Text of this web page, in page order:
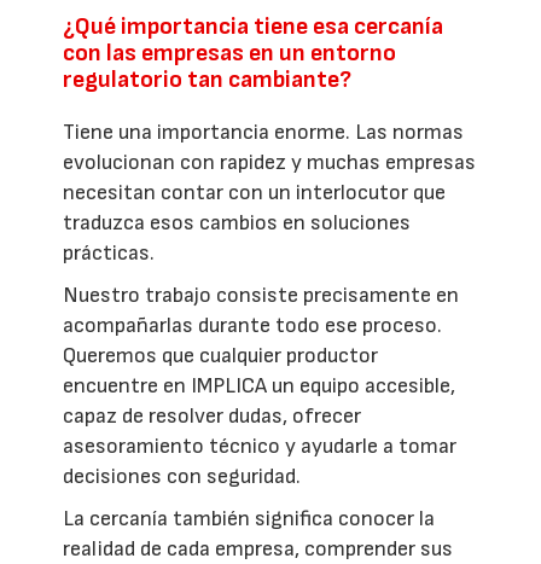
¿Qué importancia tiene esa cercanía
con las empresas en un entorno
regulatorio tan cambiante?
Tiene una importancia enorme. Las normas
evolucionan con rapidez y muchas empresas
necesitan contar con un interlocutor que
traduzca esos cambios en soluciones
prácticas.
Nuestro trabajo consiste precisamente en
acompañarlas durante todo ese proceso.
Queremos que cualquier productor
encuentre en IMPLICA un equipo accesible,
capaz de resolver dudas, ofrecer
asesoramiento técnico y ayudarle a tomar
decisiones con seguridad.
La cercanía también significa conocer la
realidad de cada empresa, comprender sus